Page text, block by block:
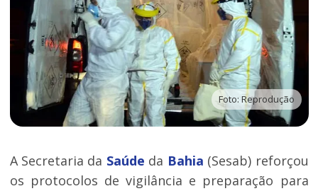
Foto: Reprodução
A Secretaria da Saúde da Bahia (Sesab) reforçou
os protocolos de vigilância e preparação para